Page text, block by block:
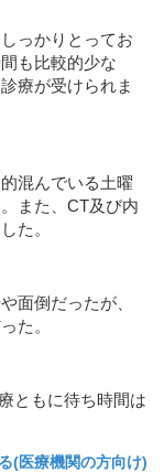
っかりとってお
も比較的少な
療が受けられま
混んでいる土曜
また、CT及び内
た。
面倒だったが、
た。
ともに待ち時間は
(医療機関の方向け)